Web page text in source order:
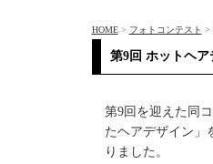
HOME> フォトコンテスト >
第9回 ホットヘ
第9回を迎えた同
たヘアデザイン」
りました。